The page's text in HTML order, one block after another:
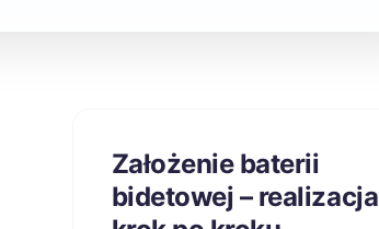
Założenie baterii
bidetowej – realizacja